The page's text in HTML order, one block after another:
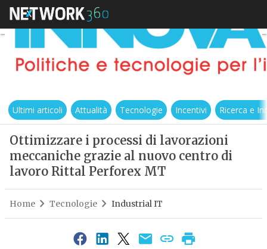
Ultimi articoli Attualità Tecnologie Incentivi Ricerca e
Ottimizzare i processi di lavorazioni
meccaniche grazie al nuovo centro di
lavoro Rittal Perforex MT
Home Tecnologie Industrial IT